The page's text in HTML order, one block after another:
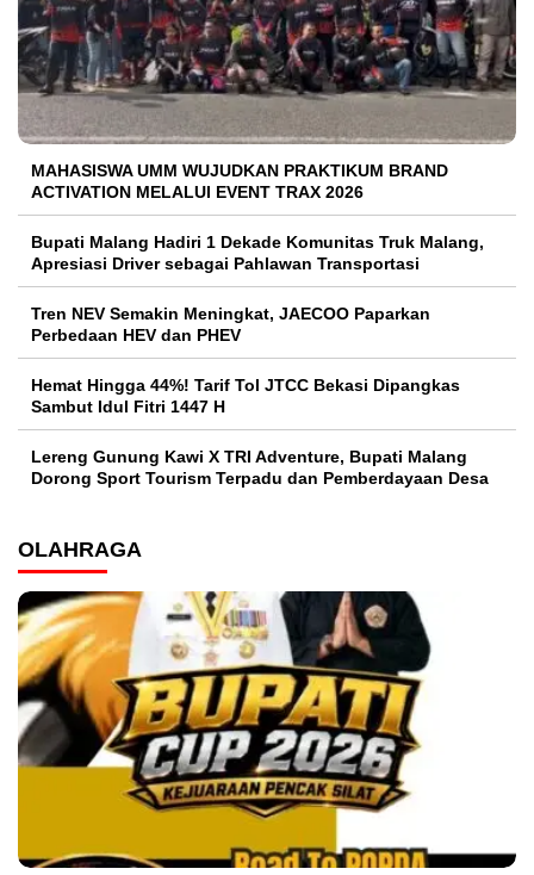
MAHASISWA UMM WUJUDKAN PRAKTIKUM BRAND
ACTIVATION MELALUI EVENT TRAX 2026
Bupati Malang Hadiri 1 Dekade Komunitas Truk Malang,
Apresiasi Driver sebagai Pahlawan Transportasi
Tren NEV Semakin Meningkat, JAECOO Paparkan
Perbedaan HEV dan PHEV
Hemat Hingga 44%! Tarif Tol JTCC Bekasi Dipangkas
Sambut Idul Fitri 1447 H
Lereng Gunung Kawi X TRI Adventure, Bupati Malang
Dorong Sport Tourism Terpadu dan Pemberdayaan Desa
OLAHRAGA